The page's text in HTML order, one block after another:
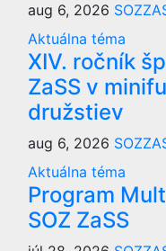
aug 6, 2026
Aktuálna téma
XIV. ročník
ZaSS v
družstiev
aug 6, 2026
Aktuálna téma
Program
SOZ ZaSS